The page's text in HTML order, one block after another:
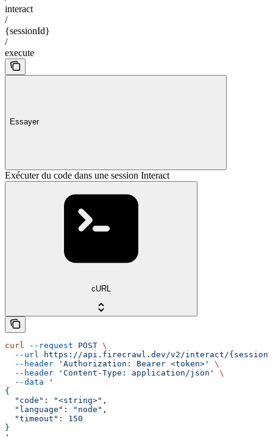
interact
/
{sessionId}
/
execute
Essayer
Exécuter du code dans une session Interact
cURL
curl --request POST \
  --url
https://api.firecrawl.dev/v2/interact/
  --header
'Authorization: Bearer <token>'
\
  --header
'Content-Type: application/json'
\
  --data
'
{
  "code": "<string>",
  "language": "node",
  "timeout": 150
}
'